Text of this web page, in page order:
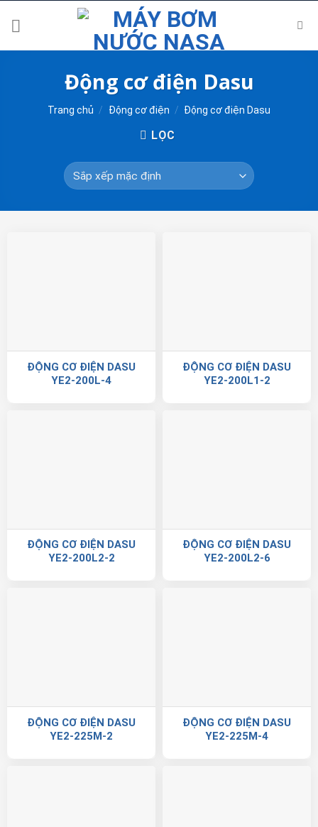
Động cơ điện Dasu
Trang chủ / Động cơ điện / Động cơ điện Dasu
LỌC
ĐỘNG CƠ ĐIỆN DASU
YE2-200L-4
ĐỘNG CƠ ĐIỆN DASU
YE2-200L1-2
ĐỘNG CƠ ĐIỆN DASU
YE2-200L2-2
ĐỘNG CƠ ĐIỆN DASU
YE2-200L2-6
ĐỘNG CƠ ĐIỆN DASU
YE2-225M-2
ĐỘNG CƠ ĐIỆN DASU
YE2-225M-4